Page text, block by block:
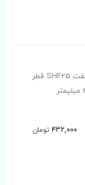
ساپورت شفت SHF25 قطر
432,000 تومان